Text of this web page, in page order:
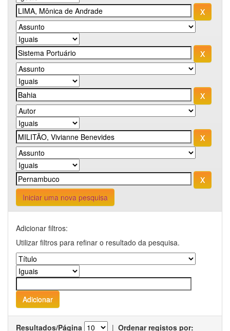
Iniciar uma nova pesquisa
Adicionar filtros:
Utilizar filtros para refinar o resultado da pesquisa.
Resultados/Página | Ordenar registos por: